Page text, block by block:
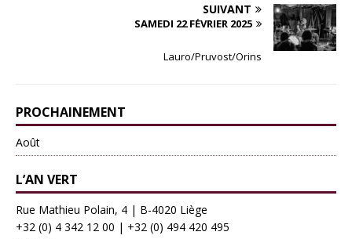
SUIVANT
SAMEDI 22 FÉVRIER 2025
Lauro/Pruvost/Orins
PROCHAINEMENT
Août
L’AN VERT
Rue Mathieu Polain, 4 | B-4020 Liège
+32 (0) 4 342 12 00 | +32 (0) 494 420 495